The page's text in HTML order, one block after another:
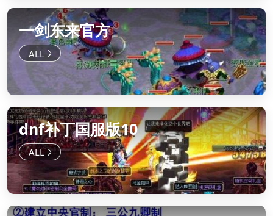
一剑东来官方
dnf补丁国服版10